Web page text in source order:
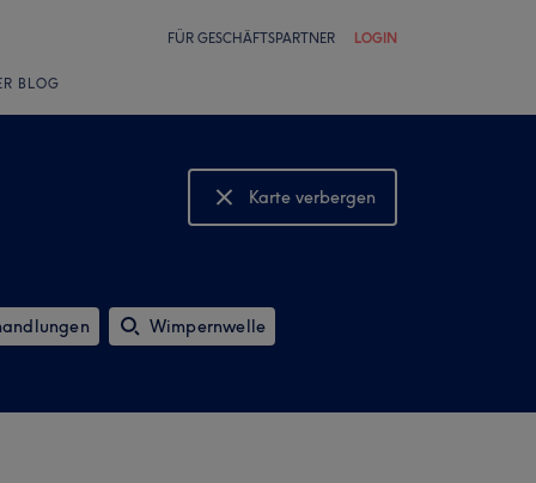
FÜR GESCHÄFTSPARTNER LOGIN
BLOG
Karte verbergen
Karte anzeigen
Wimpernwelle